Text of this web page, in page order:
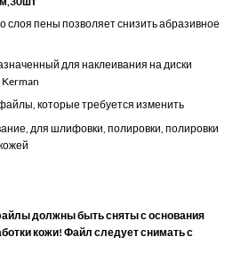
слоя пены позволяет снизить абразивное
для наклеивания на диски
которые требуется изменить
для шлифовки, полировки, полировки
должны быть сняты с основания
кожи! Файл следует снимать с